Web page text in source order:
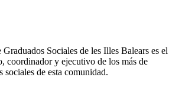
Sociales de les Illes Balears es el
coordinador y ejecutivo de los más de
sociales de esta comunidad.